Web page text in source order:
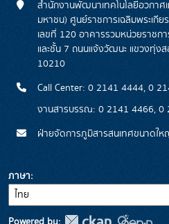
สำนักงานพัฒนาเทคโนโลยีอวกาศ
มหาชน) ศูนย์ราชการเฉลิมพระเ
เลขที่ 120 อาคารรวมหน่วยราชก
และชั้น 7 ถนนแจ้งวัฒนะ แขวงทุ่ง
10210
Call Center: 0 2141 4444, 0
งานสารบรรณ: 0 2141 4466, 0
ฝ่ายจัดการภูมิสารสนเทศขนาดใ
ภาษา